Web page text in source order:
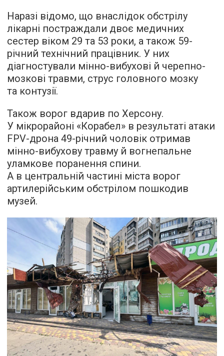
Наразі відомо, що внаслідок обстрілу
лікарні постраждали двоє медичних
сестер віком 29 та 53 роки, а також 59-
річний технічний працівник. У них
діагностували мінно-вибухові й черепно-
мозкові травми, струс головного мозку
та контузії.
Також ворог вдарив по Херсону.
У мікрорайоні «Корабел» в результаті атаки
FPV-дрона 49-річний чоловік отримав
мінно-вибухову травму й вогнепальне
уламкове поранення спини.
А в центральній частині міста ворог
артилерійським обстрілом пошкодив
музей.